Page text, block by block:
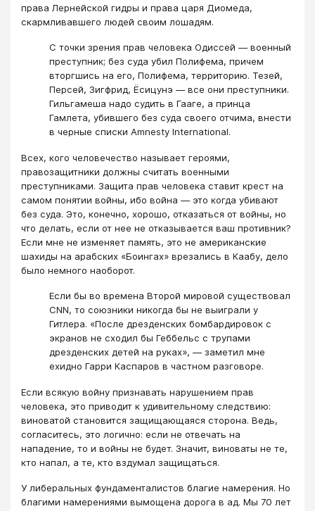
права Лернейской гидры и права царя Диомеда,
скармливавшего людей своим лошадям.
С точки зрения прав человека Одиссей — военный
преступник; без суда убил Полифема, причем
вторгшись на его, Полифема, территорию. Тезей,
Персей, Зигфрид, Ёсицунэ — все они преступники.
Гильгамеша надо судить в Гааге, а принца
Гамлета, убившего без суда своего отчима, внести
в черные списки Amnesty International.
Всех, кого человечество называет героями,
правозащитники должны считать военными
преступниками. Защита прав человека ставит крест на
самом понятии войны, ибо война — это когда убивают
без суда. Это, конечно, хорошо, отказаться от войны, но
что делать, если от нее не отказывается ваш противник?
Если мне не изменяет память, это не американские
шахиды на арабских «Боингах» врезались в Каабу, дело
было немного наоборот.
Если бы во времена Второй мировой существовал
CNN, то союзники никогда бы не выиграли у
Гитлера. «После дрезденских бомбардировок с
экранов не сходил бы Геббельс с трупами
дрезденских детей на руках», — заметил мне
ехидно Гарри Каспаров в частном разговоре.
Если всякую войну признавать нарушением прав
человека, это приводит к удивительному следствию:
виноватой становится защищающаяся сторона. Ведь,
согласитесь, это логично: если не отвечать на
нападение, то и войны не будет. Значит, виноваты не те,
кто напал, а те, кто вздумал защищаться.
У либеральных фундаменталистов благие намерения. Но
благими намерениями вымощена дорога в ад. Мы 70 лет